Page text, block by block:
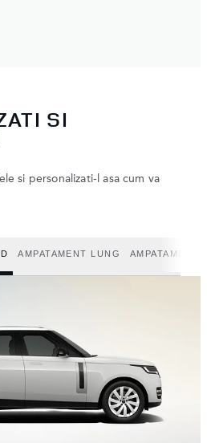
SI
si personalizati-l asa cum va
AMPATAMENT LUNG AMPATAMENT